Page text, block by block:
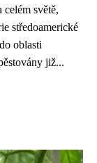
světě,
středoamerické
oblasti
již...